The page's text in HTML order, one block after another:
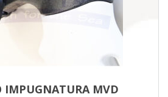
IMPUGNATURA MVD